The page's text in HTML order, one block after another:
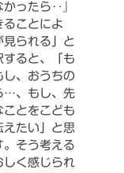
ったら‥』
ることによ
見られる」と
すると、「も
、おうちの
…、もし、先
とをこども
えたい」と思
。そう考える
しく感じられ